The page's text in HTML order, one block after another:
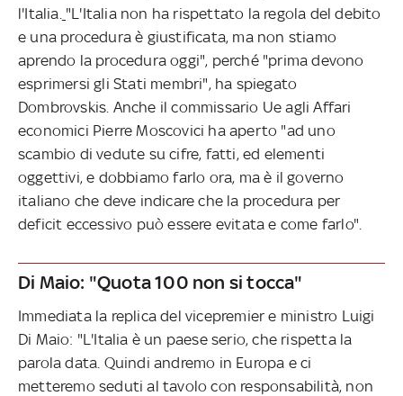
l'Italia. "L'Italia non ha rispettato la regola del debito
e una procedura è giustificata, ma non stiamo
aprendo la procedura oggi", perché "prima devono
esprimersi gli Stati membri", ha spiegato
Dombrovskis. Anche il commissario Ue agli Affari
economici Pierre Moscovici ha aperto "ad uno
scambio di vedute su cifre, fatti, ed elementi
oggettivi, e dobbiamo farlo ora, ma è il governo
italiano che deve indicare che la procedura per
deficit eccessivo può essere evitata e come farlo".
Di Maio: "Quota 100 non si tocca"
Immediata la replica del vicepremier e ministro Luigi
Di Maio: "L'Italia è un paese serio, che rispetta la
parola data. Quindi andremo in Europa e ci
metteremo seduti al tavolo con responsabilità, non